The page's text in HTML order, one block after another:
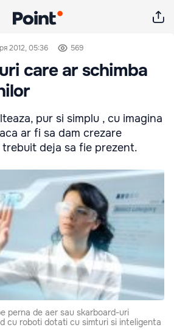
2012, 05:36 569
care ar schimba
pur si simplu , cu imagina
ar fi sa dam crezare
deja sa fie prezent.
perna de aer sau skarboard-uri
cu roboti dotati cu simturi si inteligenta